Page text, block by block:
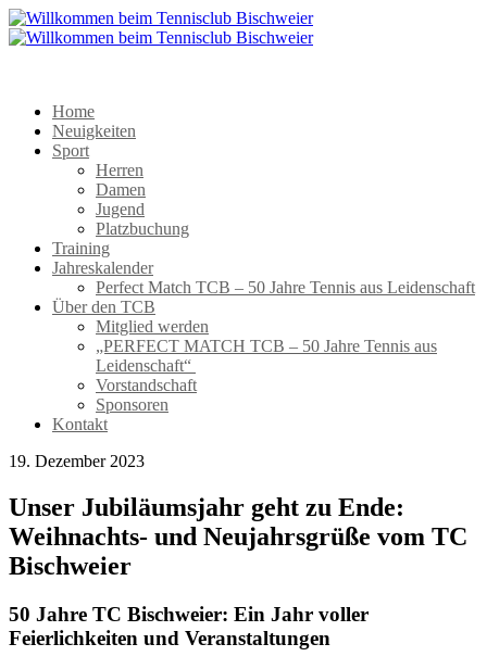
Home
Neuigkeiten
Sport
Herren
Damen
Jugend
Platzbuchung
Training
Jahreskalender
Perfect Match TCB – 50 Jahre Tennis aus Leidenschaft
Über den TCB
Mitglied werden
„PERFECT MATCH TCB – 50 Jahre Tennis aus
Leidenschaft“
Vorstandschaft
Sponsoren
Kontakt
19. Dezember 2023
Unser Jubiläumsjahr geht zu Ende:
Weihnachts- und Neujahrsgrüße vom TC
Bischweier
50 Jahre TC Bischweier: Ein Jahr voller
Feierlichkeiten und Veranstaltungen